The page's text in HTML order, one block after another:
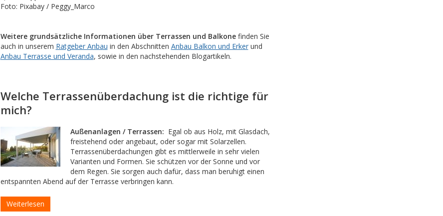
Foto: Pixabay / Peggy_Marco
Weitere grundsätzliche Informationen über Terrassen und Balkonefinden Sie
auch in unserem Ratgeber Anbau in den Abschnitten Anbau Balkon und Erkerund
Anbau Terrasse und Veranda, sowie in den nachstehenden Blogartikeln.
Welche Terrassenüberdachung ist die richtige für
mich?
Außenanlagen / Terrassen: Egal ob aus Holz, mit Glasdach,
freistehend oder angebaut, oder sogar mit Solarzellen.
Terrassenüberdachungen gibt es mittlerweile in sehr vielen
Varianten und Formen. Sie schützen vor der Sonne und vor
dem Regen. Sie sorgen auch dafür, dass man beruhigt einen
entspannten Abend auf der Terrasse verbringen kann.
Weiterlesen